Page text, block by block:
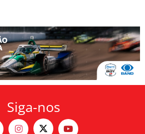
Siga-nos